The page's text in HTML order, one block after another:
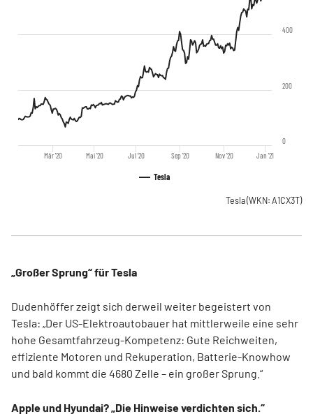
Tesla
Mär '20 Mai '20 Jul '20 Sep '20 Nov '20 Jan '21
0
200
400
Tesla(WKN: A1CX3T)
„Großer Sprung“ für Tesla
Dudenhöffer zeigt sich derweil weiter begeistert von
Tesla: „Der US-Elektroautobauer hat mittlerweile eine sehr
hohe Gesamtfahrzeug-Kompetenz: Gute Reichweiten,
effiziente Motoren und Rekuperation, Batterie-Knowhow
und bald kommt die 4680 Zelle – ein großer Sprung.“
Apple und Hyundai? „Die Hinweise verdichten sich.“